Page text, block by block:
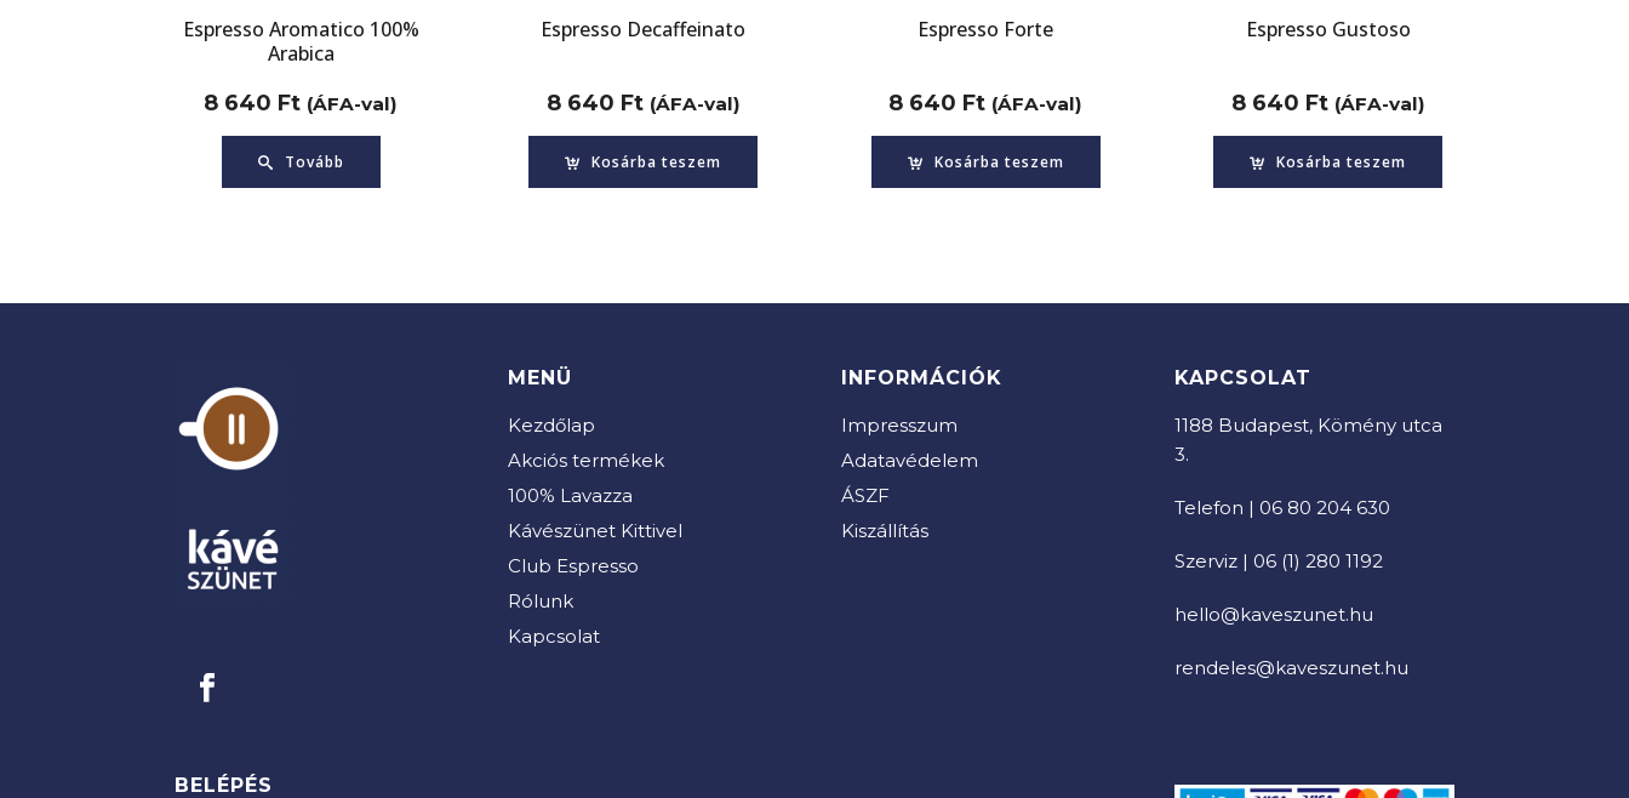
Espresso Aromatico 100%
Arabica
8 640 Ft (ÁFA-val)
Tovább
Espresso Decaffeinato
8 640 Ft (ÁFA-val)
Kosárba teszem
Espresso Forte
8 640 Ft (ÁFA-val)
Kosárba teszem
Espresso Gustoso
8 640 Ft (ÁFA-val)
Kosárba teszem
BELÉPÉS
MENÜ
Kezdőlap
Akciós termékek
100% Lavazza
Kávészünet Kittivel
Club Espresso
Rólunk
Kapcsolat
INFORMÁCIÓK
Impresszum
Adatavédelem
ÁSZF
Kiszállítás
KAPCSOLAT
1188 Budapest, Kömény utca
3.
Telefon | 06 80 204 630
Szerviz | 06 (1) 280 1192
hello@kaveszunet.hu
rendeles@kaveszunet.hu